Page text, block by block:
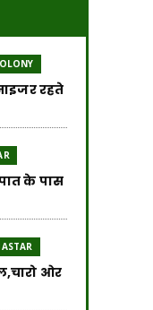
रहते
के पास
ओर